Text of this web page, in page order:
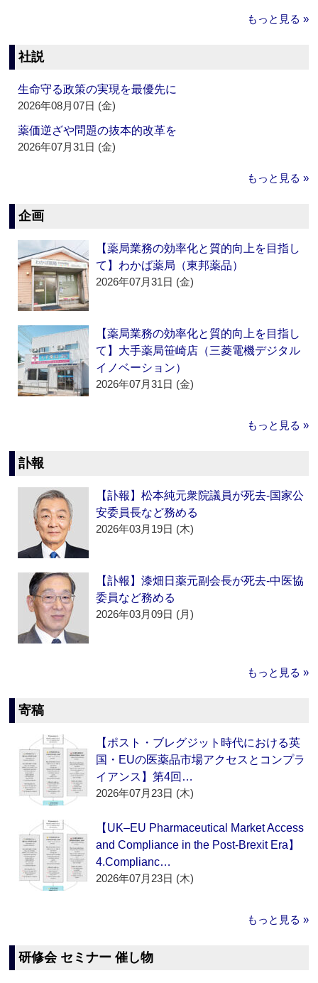
もっと見る »
社説
生命守る政策の実現を最優先に
2026年08月07日 (金)
薬価逆ざや問題の抜本的改革を
2026年07月31日 (金)
もっと見る »
企画
【薬局業務の効率化と質的向上を目指し
て】わかば薬局（東邦薬品）
2026年07月31日 (金)
【薬局業務の効率化と質的向上を目指し
て】大手薬局笹崎店（三菱電機デジタル
イノベーション）
2026年07月31日 (金)
もっと見る »
訃報
【訃報】松本純元衆院議員が死去‐国家公
安委員長など務める
2026年03月19日 (木)
【訃報】漆畑日薬元副会長が死去‐中医協
委員など務める
2026年03月09日 (月)
もっと見る »
寄稿
【ポスト・ブレグジット時代における英
国・EUの医薬品市場アクセスとコンプラ
イアンス】第4回…
2026年07月23日 (木)
【UK–EU Pharmaceutical Market Access
and Compliance in the Post-Brexit Era】
4.Complianc…
2026年07月23日 (木)
もっと見る »
研修会 セミナー 催し物